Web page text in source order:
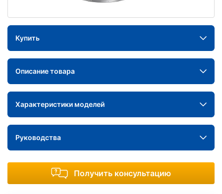
Купить
Описание товара
Характеристики моделей
Руководства
Получить консультацию